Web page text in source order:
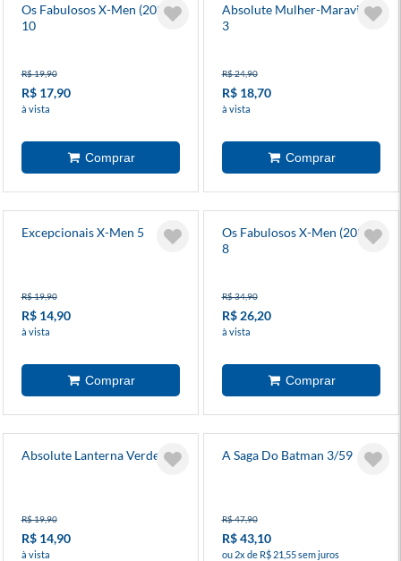
Os Fabulosos X-Men (2025)
10
R$ 19,90
R$ 17,90
à vista
Absolute Mulher-Maravilha
3
R$ 24,90
R$ 18,70
à vista
Excepcionais X-Men 5
R$ 19,90
R$ 14,90
à vista
Os Fabulosos X-Men (2025)
8
R$ 34,90
R$ 26,20
à vista
Absolute Lanterna Verde 1
R$ 19,90
R$ 14,90
à vista
A Saga Do Batman 3/59
R$ 47,90
R$ 43,10
ou 2x de R$ 21,55 sem juros